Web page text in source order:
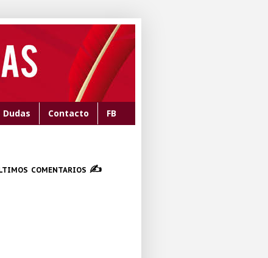
Dudas Contacto FB
comentarios ✍